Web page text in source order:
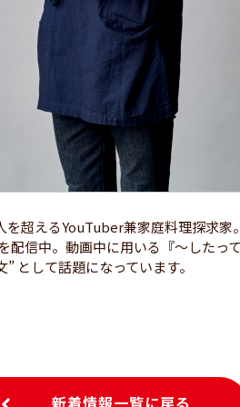
超えるYouTuber兼家庭料理探求家
配信中。動画中に用いる『～したっ
として話題になっています。
新着情報一覧に戻る